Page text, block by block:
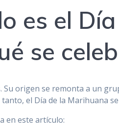
es el
se
Su origen se remonta a un
el Día de la Marihuana
en este artículo: